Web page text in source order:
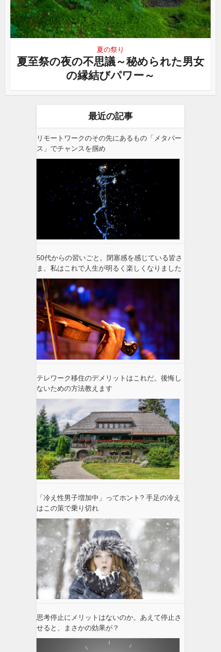
夏の祭り
夏至祭の夜の不思議～秘められた男女
の縁結びパワー～
最近の記事
リモートワークのその先にあるもの「メタバー
ス」でチャンスを掴め
50代からの習いごと。閉塞感を感じている皆さ
ま。私はこれで人生が明るく楽しくなりました
テレワーク移住のデメリットはこれだ。後悔し
ないための方法教えます
「冷え性男子増加中」ってホント? 手足の冷え
はこの策で乗り切れ
思考停止にメリットはないのか。あえて停止さ
せると、まさかの効果が？